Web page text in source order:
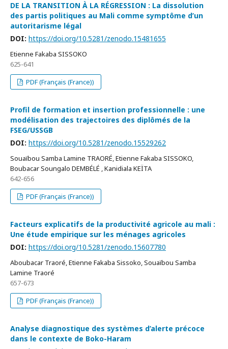
DE LA TRANSITION À LA RÉGRESSION : La dissolution
des partis politiques au Mali comme symptôme d’un
autoritarisme légal
DOI: https://doi.org/10.5281/zenodo.15481655
Etienne Fakaba SISSOKO
625-641
PDF (Français (France))
Profil de formation et insertion professionnelle : une
modélisation des trajectoires des diplômés de la
FSEG/USSGB
DOI: https://doi.org/10.5281/zenodo.15529262
Souaïbou Samba Lamine TRAORÉ, Etienne Fakaba SISSOKO,
Boubacar Soungalo DEMBÉLÉ , Kanidiala KEÏTA
642-656
PDF (Français (France))
Facteurs explicatifs de la productivité agricole au mali :
Une étude empirique sur les ménages agricoles
DOI: https://doi.org/10.5281/zenodo.15607780
Aboubacar Traoré, Etienne Fakaba Sissoko, Souaïbou Samba
Lamine Traoré
657-673
PDF (Français (France))
Analyse diagnostique des systèmes d’alerte précoce
dans le contexte de Boko-Haram